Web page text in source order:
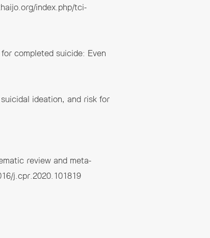
index.php/tci-
completed suicide: Even
ideation, and risk for
review and meta-
j.cpr.2020.101819